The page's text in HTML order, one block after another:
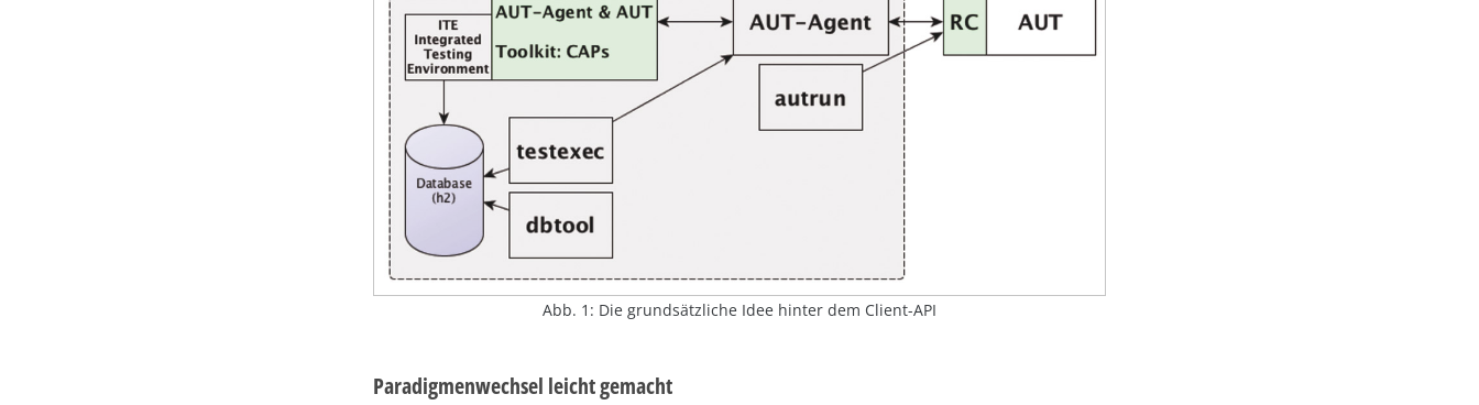
Abb. 1: Die grundsätzliche Idee hinter dem Client-API
Paradigmenwechsel leicht gemacht